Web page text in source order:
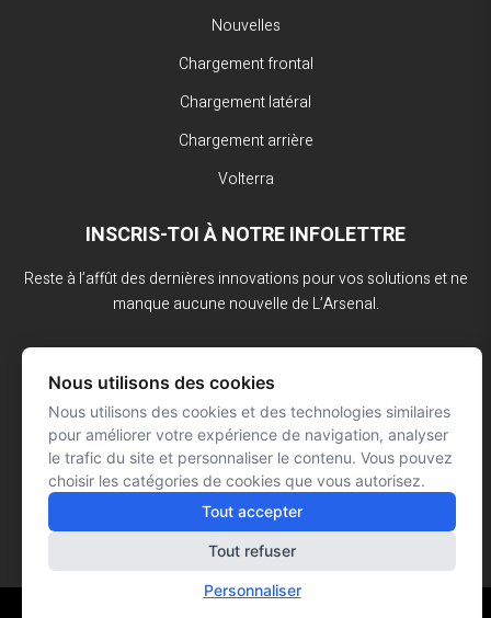
Nouvelles
Chargement frontal
Chargement latéral
Chargement arrière
Volterra
INSCRIS-TOI À NOTRE INFOLETTRE
Reste à l’affût des dernières innovations pour vos solutions et ne
manque aucune nouvelle de L’Arsenal.
Nous utilisons des cookies
Nous utilisons des cookies et des technologies similaires
pour améliorer votre expérience de navigation, analyser
le trafic du site et personnaliser le contenu. Vous pouvez
choisir les catégories de cookies que vous autorisez.
Tout accepter
Tout refuser
Personnaliser